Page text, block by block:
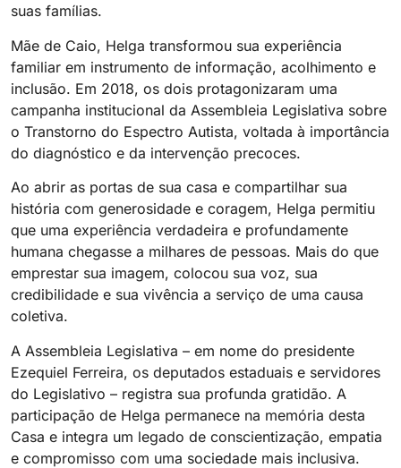
suas famílias.
Mãe de Caio, Helga transformou sua experiência
familiar em instrumento de informação, acolhimento e
inclusão. Em 2018, os dois protagonizaram uma
campanha institucional da Assembleia Legislativa sobre
o Transtorno do Espectro Autista, voltada à importância
do diagnóstico e da intervenção precoces.
Ao abrir as portas de sua casa e compartilhar sua
história com generosidade e coragem, Helga permitiu
que uma experiência verdadeira e profundamente
humana chegasse a milhares de pessoas. Mais do que
emprestar sua imagem, colocou sua voz, sua
credibilidade e sua vivência a serviço de uma causa
coletiva.
A Assembleia Legislativa – em nome do presidente
Ezequiel Ferreira, os deputados estaduais e servidores
do Legislativo – registra sua profunda gratidão. A
participação de Helga permanece na memória desta
Casa e integra um legado de conscientização, empatia
e compromisso com uma sociedade mais inclusiva.